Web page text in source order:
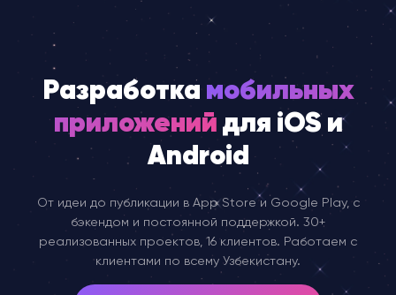
Разработка мобильных
приложенийдля iOS и
Android
От идеи до публикации в App Store и Google Play, с
бэкендом и постоянной поддержкой. 30+
реализованных проектов, 16 клиентов. Работаем с
клиентами по всему Узбекистану.